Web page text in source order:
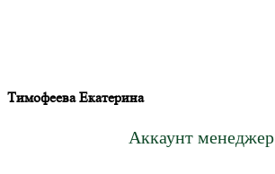
Тимофеева Екатерина
Аккаунт менеджер